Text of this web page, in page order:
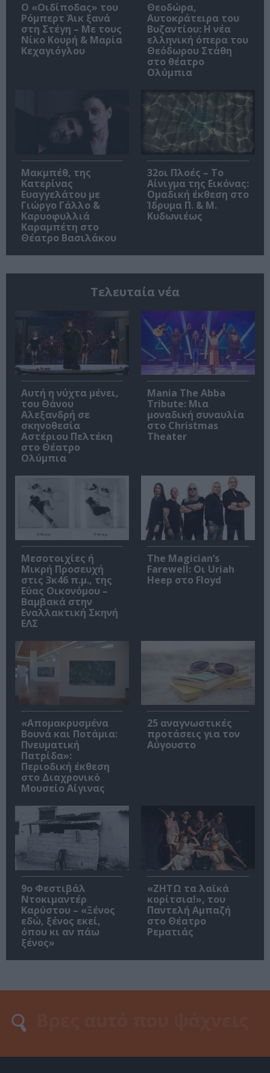
O «Οιδίποδας» του
Ρόμπερτ Άικ ξανά
στη Στέγη – Με τους
Νίκο Κουρή & Μαρία
Κεχαγιόγλου
Θεοδώρα,
Αυτοκράτειρα του
Βυζαντίου: Η νέα
ελληνική όπερα του
Θεόδωρου Στάθη
στο θέατρο
Ολύμπια
Μακμπέθ, της
Κατερίνας
Ευαγγελάτου με
Γιώργο Γάλλο &
Καρυοφυλλιά
Καραμπέτη στο
Θέατρο Βασιλάκου
32οι Πλοές – Το
Αίνιγμα της Εικόνας:
Ομαδική έκθεση στο
Ίδρυμα Π. & Μ.
Κυδωνιέως
Τελευταία νέα
Αυτή η νύχτα μένει,
του Θάνου
Αλεξανδρή σε
σκηνοθεσία
Αστέριου Πελτέκη
στο Θέατρο
Ολύμπια
Mania The Abba
Tribute: Μια
μοναδική συναυλία
στο Christmas
Theater
Μεσοτοιχίες ή
Μικρή Προσευχή
στις 3κ46 π.μ., της
Εύας Οικονόμου –
Βαμβακά στην
Εναλλακτική Σκηνή
ΕΛΣ
The Magician’s
Farewell: Οι Uriah
Heep στο Floyd
«Απομακρυσμένα
Βουνά και Ποτάμια:
Πνευματική
Πατρίδα»:
Περιοδική έκθεση
στο Διαχρονικό
Μουσείο Αίγινας
25 αναγνωστικές
προτάσεις για τον
Αύγουστο
9ο Φεστιβάλ
Ντοκιμαντέρ
Καρύστου – «Ξένος
εδώ, ξένος εκεί,
όπου κι αν πάω
ξένος»
«ΖΗΤΩ τα λαϊκά
κορίτσια!», του
Παντελή Αμπαζή
στο Θέατρο
Ρεματιάς